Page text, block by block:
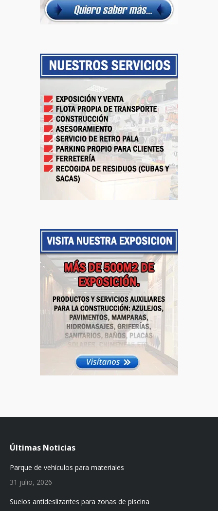
Últimas Noticias
Parque de vehículos para materiales
31 julio, 2026
Suelos antideslizantes para zonas de piscina